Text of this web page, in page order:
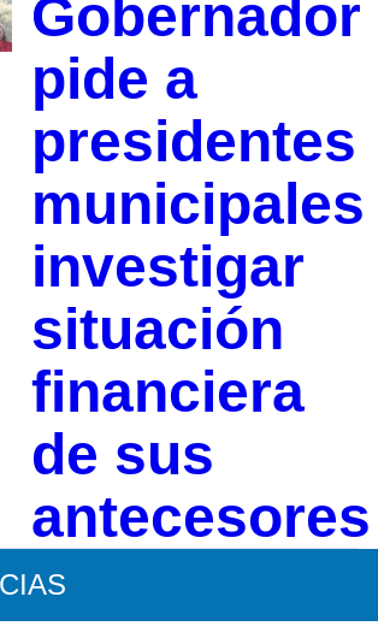
Gobernador
pide a
presidentes
municipales
investigar
situación
financiera
de sus
antecesores